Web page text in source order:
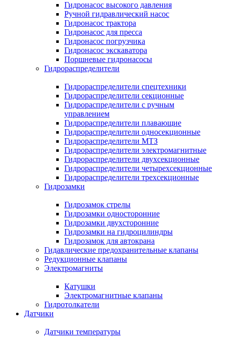
Гидронасос высокого давления
Ручной гидравлический насос
Гидронасос трактора
Гидронасос для пресса
Гидронасос погрузчика
Гидронасос экскаватора
Поршневые гидронасосы
Гидрораспределители
Гидрораспределители спецтехники
Гидрораспределители секционные
Гидрораспределители с ручным
управлением
Гидрораспределители плавающие
Гидрораспределители односекционные
Гидрораспределители МТЗ
Гидрораспределители электромагнитные
Гидрораспределители двухсекционные
Гидрораспределители четырехсекционные
Гидрораспределители трехсекционные
Гидрозамки
Гидрозамок стрелы
Гидрозамки односторонние
Гидрозамки двухсторонние
Гидрозамки на гидроцилиндры
Гидрозамок для автокрана
Гидавлические предохранительные клапаны
Редукционные клапаны
Электромагниты
Катушки
Электромагнитные клапаны
Гидротолкатели
Датчики
Датчики температуры